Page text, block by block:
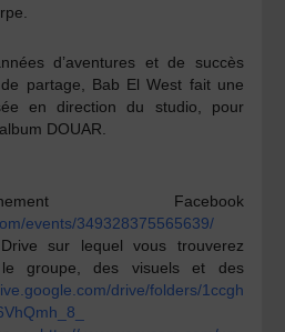
d’aventures et de succès
partage, Bab El West fait une
en direction du studio, pour
DOUAR.
Facebook
events/349328375565639/
sur lequel vous trouverez
groupe, des visuelset des
drive/folders/1ccgh